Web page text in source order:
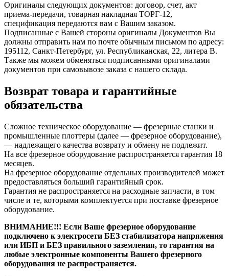
Оригиналы следующих документов: договор, счет, акт
приема-передачи, товарная накладная ТОРГ-12,
спецификация передаются вам с Вашим заказом.
Подписанные с Вашей стороны оригиналы Документов Вы
должны отправить нам по почте обычным письмом по адресу:
195112, Санкт-Петербург, ул. Республиканская, 22, литера В.
Также мы можем обменяться подписанными оригиналами
документов при самовывозе заказа с нашего склада.
Возврат товара и гарантийные
обязательства
Сложное техническое оборудование — фрезерные станки и
промышленные плоттеры (далее — фрезерное оборудование),
— надлежащего качества возврату и обмену не подлежит.
На все фрезерное оборудование распространяется гарантия 18
месяцев.
На фрезерное оборудование отдельных производителей может
предоставляться больший гарантийный срок.
Гарантия не распространяется на расходные запчасти, в том
числе и те, которыми комплектуется при поставке фрезерное
оборудование.
ВНИМАНИЕ!!! Если Ваше фрезерное оборудование
подключено к электросети БЕЗ стабилизатора напряжения
или ИБП и БЕЗ правильного заземления, то гарантия на
любые электронные компоненты Вашего фрезерного
оборудования не распространяется.